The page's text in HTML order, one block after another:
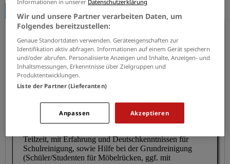
Anzeige
Reinigungskraft (m/w/d)
Artur Stoll GmbH
28.07.2026 Aachen
Informationen in unserer Datenschutzerklärung
Wir und unsere Partner verarbeiten Daten, um
Folgendes bereitzustellen:
Genaue Standortdaten verwenden. Geräteeigenschaften zur
Identifikation aktiv abfragen. Informationen auf einem Gerät speichern
und/oder abrufen. Personalisierte Anzeigen und Inhalte, Anzeigen- und
Inhaltsmessungen, Erkenntnisse über Zielgruppen und
Produktentwicklungen.
Liste der Partner (Lieferanten)
Akzeptieren
Anpassen